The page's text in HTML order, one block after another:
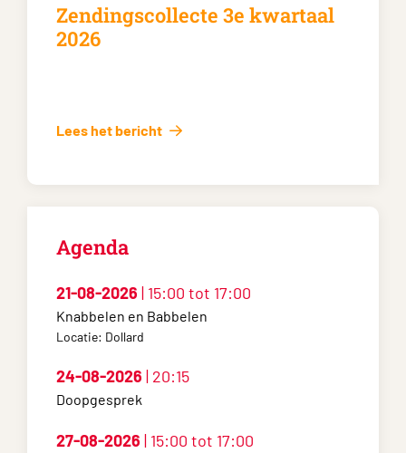
3e kwartaal
Ondertiteling
Agenda
21-08-2026 | 15:00 tot 17:00
Knabbelen en Babbelen
Locatie: Dollard
24-08-2026 | 20:15
Doopgesprek
27-08-2026 | 15:00 tot 17:00